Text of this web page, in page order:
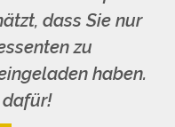
dass Sie nur
zu
haben.
dafür!